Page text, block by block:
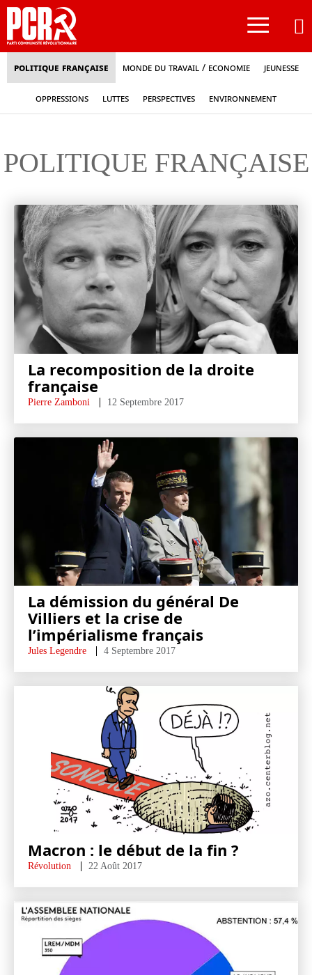
≡
Politique française Monde du travail / Economie Jeunesse
Oppressions Luttes Perspectives Environnement
POLITIQUE FRANÇAISE
La recomposition de la droite
française
Pierre Zamboni 12 Septembre 2017
La démission du général De
Villiers et la crise de
l’impérialisme français
Jules Legendre 4 Septembre 2017
Macron : le début de la fin ?
Révolution 22 Août 2017